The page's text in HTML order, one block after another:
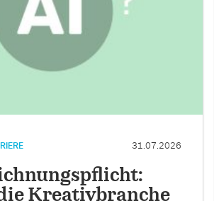
31.07.2026
Kreativbranche